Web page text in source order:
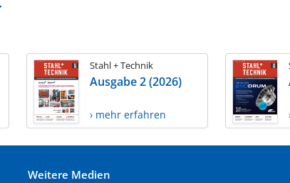
Stahl + Technik
Ausgabe 2 (2026)
› mehr erfahren
Weitere Medien